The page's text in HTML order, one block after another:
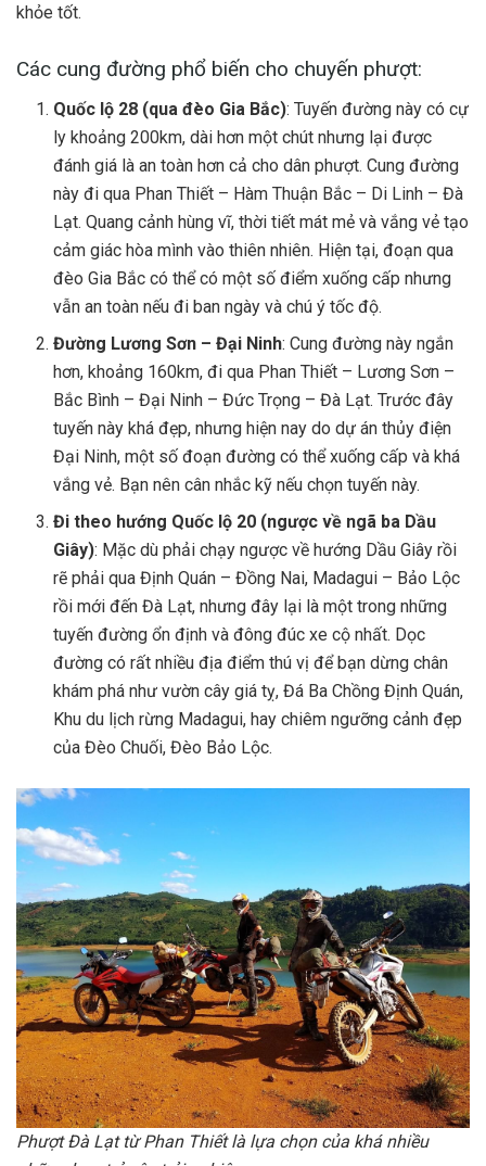
khỏe tốt.
Các cung đường phổ biến cho chuyến phượt:
Quốc lộ 28 (qua đèo Gia Bắc): Tuyến đường này có cự
ly khoảng 200km, dài hơn một chút nhưng lại được
đánh giá là an toàn hơn cả cho dân phượt. Cung đường
này đi qua Phan Thiết – Hàm Thuận Bắc – Di Linh – Đà
Lạt. Quang cảnh hùng vĩ, thời tiết mát mẻ và vắng vẻ tạo
cảm giác hòa mình vào thiên nhiên. Hiện tại, đoạn qua
đèo Gia Bắc có thể có một số điểm xuống cấp nhưng
vẫn an toàn nếu đi ban ngày và chú ý tốc độ.
Đường Lương Sơn – Đại Ninh: Cung đường này ngắn
hơn, khoảng 160km, đi qua Phan Thiết – Lương Sơn –
Bắc Bình – Đại Ninh – Đức Trọng – Đà Lạt. Trước đây
tuyến này khá đẹp, nhưng hiện nay do dự án thủy điện
Đại Ninh, một số đoạn đường có thể xuống cấp và khá
vắng vẻ. Bạn nên cân nhắc kỹ nếu chọn tuyến này.
Đi theo hướng Quốc lộ 20 (ngược về ngã ba Dầu
Giây): Mặc dù phải chạy ngược về hướng Dầu Giây rồi
rẽ phải qua Định Quán – Đồng Nai, Madagui – Bảo Lộc
rồi mới đến Đà Lạt, nhưng đây lại là một trong những
tuyến đường ổn định và đông đúc xe cộ nhất. Dọc
đường có rất nhiều địa điểm thú vị để bạn dừng chân
khám phá như vườn cây giá tỵ, Đá Ba Chồng Định Quán,
Khu du lịch rừng Madagui, hay chiêm ngưỡng cảnh đẹp
của Đèo Chuối, Đèo Bảo Lộc.
Phượt Đà Lạt từ Phan Thiết là lựa chọn của khá nhiều